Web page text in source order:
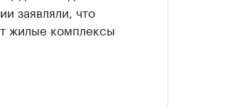
заявляли, что
жилые комплексы